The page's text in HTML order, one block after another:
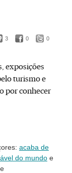
3 0 0
exposições
turismo e
por conhecer
acaba de
do mundoe